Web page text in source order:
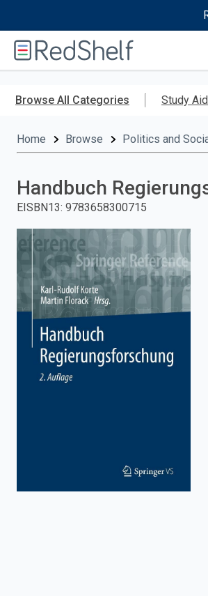
RedShelf
Browse All Categories Study
Home Browse Politics and
Handbuch
EISBN13: 9783658300715